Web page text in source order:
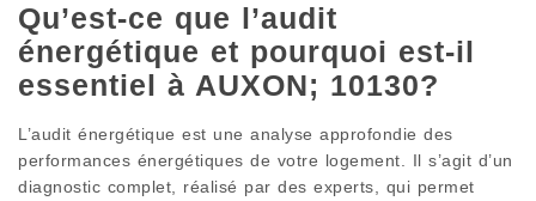
Qu’est-ce que l’audit
énergétique et pourquoi est-il
essentiel à AUXON; 10130?
L’audit énergétique est une analyse approfondie des
performances énergétiques de votre logement. Il s’agit d’un
diagnostic complet, réalisé par des experts, qui permet